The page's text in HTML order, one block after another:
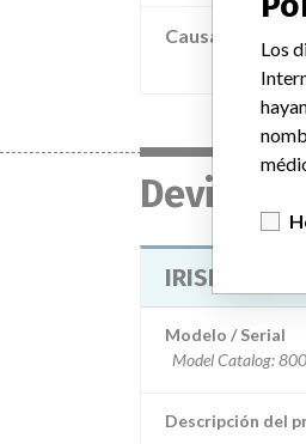
Causa
Identified
Device
IRISPEC CA/
Modelo / Serial
Model Catalog:
Descripción del
Los